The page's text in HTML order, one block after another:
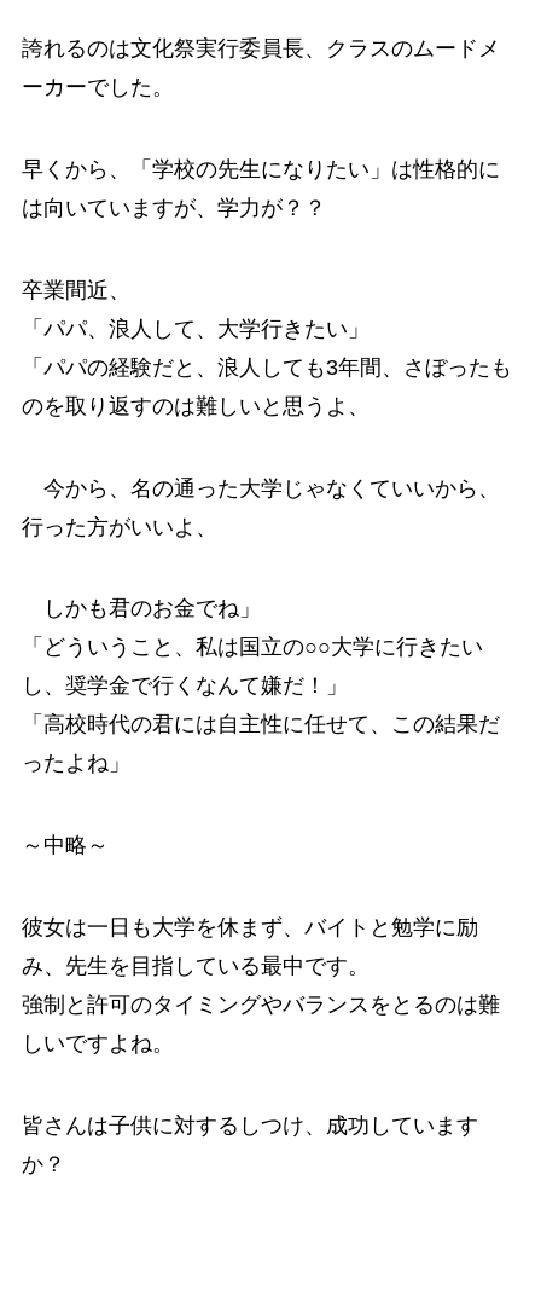
誇れるのは文化祭実行委員長、クラスのムードメ
ーカーでした。
早くから、「学校の先生になりたい」は性格的に
は向いていますが、学力が？？
卒業間近、
「パパ、浪人して、大学行きたい」
「パパの経験だと、浪人しても3年間、さぼったも
のを取り返すのは難しいと思うよ、
今から、名の通った大学じゃなくていいから、
行った方がいいよ、
しかも君のお金でね」
「どういうこと、私は国立の○○大学に行きたい
し、奨学金で行くなんて嫌だ！」
「高校時代の君には自主性に任せて、この結果だ
ったよね」
～中略～
彼女は一日も大学を休まず、バイトと勉学に励
み、先生を目指している最中です。
強制と許可のタイミングやバランスをとるのは難
しいですよね。
皆さんは子供に対するしつけ、成功しています
か？